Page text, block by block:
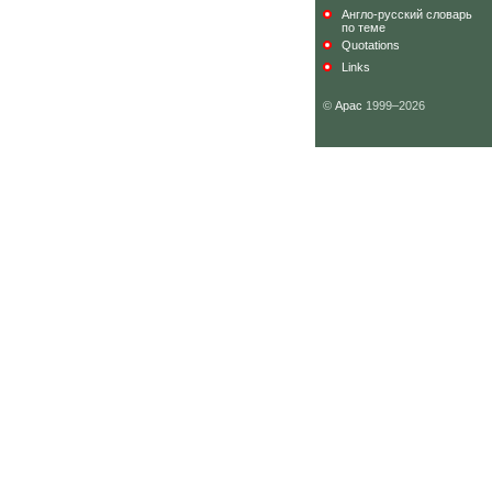
Англо-русский словарь
по теме
Quotations
Links
© Арас 1999–2026